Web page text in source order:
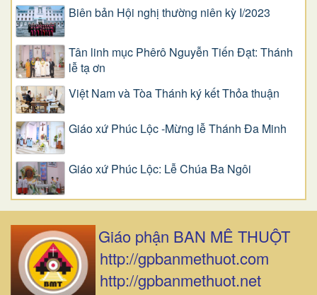
Biên bản Hội nghị thường niên kỳ I/2023
Tân linh mục Phêrô Nguyễn Tiến Đạt: Thánh
lễ tạ ơn
Việt Nam và Tòa Thánh ký kết Thỏa thuận
Giáo xứ Phúc Lộc -Mừng lễ Thánh Đa Minh
Giáo xứ Phúc Lộc: Lễ Chúa Ba Ngôi
Giáo phận BAN MÊ THUỘT
http://gpbanmethuot.com
http://gpbanmethuot.net